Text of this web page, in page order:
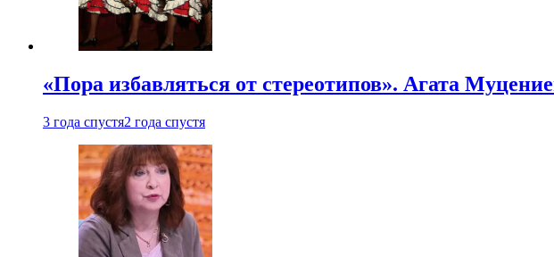
«Пора избавляться от стереотипов». Агата
3 года спустя2 года спустя